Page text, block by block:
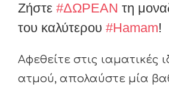
Ζήστε ‪#‎ΔΩΡΕΑΝ τη
του καλύτερου ‪#‎Hamam!
Aφεθείτε στις ιαματικές
ατμού, απολαύστε μία